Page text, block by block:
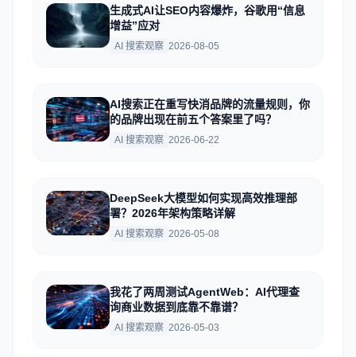
生成式AI让SEO内容爆炸，谷歌用“信息
增益”应对
AI 搜索观察 2026-08-05
AI搜索正在重写快消品牌的流量规则，你
的品牌出现在前五个答案里了吗？
AI 搜索观察 2026-06-22
DeepSeek大模型如何实现高效推理部
署？2026年架构策略详解
AI 搜索观察 2026-05-08
我花了两周测试AgentWeb：AI代理查
询商业数据到底靠不靠谱？
AI 搜索观察 2026-05-03